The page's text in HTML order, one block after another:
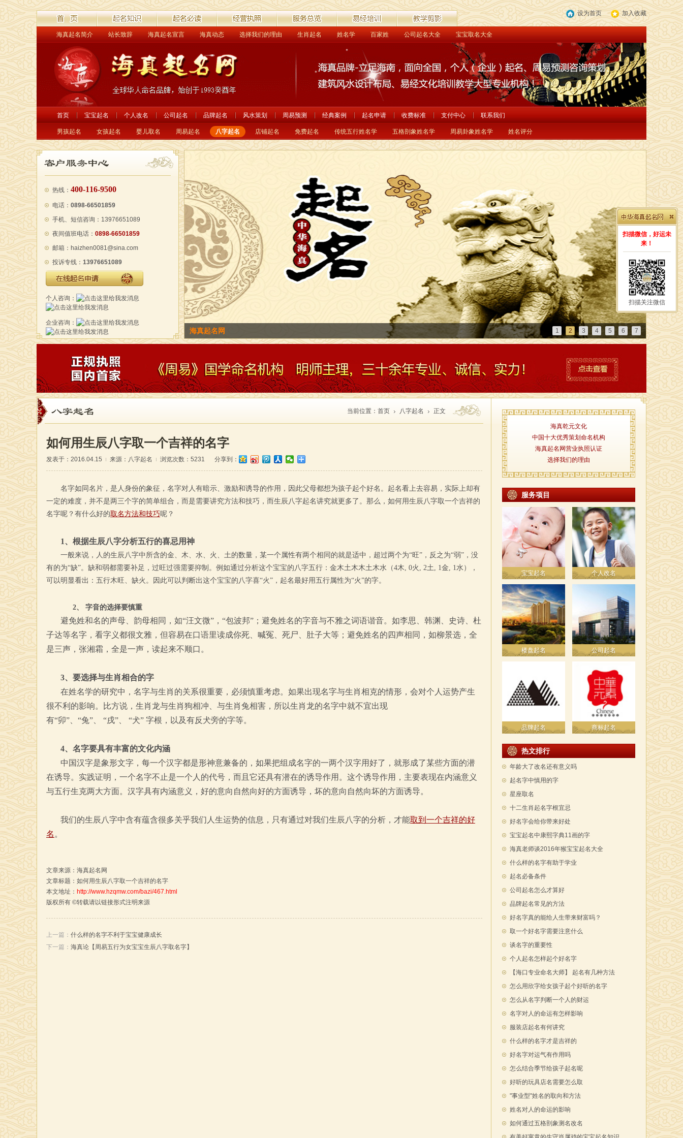
起名解读 起名必读 经营执照 服务总览 易经培训 教学剪影
设为首页 加入收藏
海真起名简介 站长致辞 海真起名宣言 海真动态 选择我们的理由 生肖起名 姓名学 百家姓 公司起名大全 宝宝取名大全
首页 宝宝起名 个人改名 公司起名 品牌起名 风水策划 周易预测 经典案例 起名申请 收费标准 支付中心 联系我们
男孩起名 女孩起名 婴儿取名 周易起名 八字起名 店铺起名 免费起名 传统五行姓名学 五格剖象姓名学 周易卦象姓名学 姓名评分
热线： 400-116-9500
电话： 0898-66501859
手机、短信咨询：13976651089
夜间值班电话： 0898-66501859
邮箱：haizhen0081@sina.com
投诉专线： 13976651089
在线起名申请
个人咨询：
企业咨询：
海真起名网
海真老师海南省农行易经讲座 1 2 3 4 5 6 7
当前位置： 首页 八字起名 正文
如何用生辰八字取一个吉祥的名字
发表于：2016.04.15 来源： 八字起名 浏览次数：5231 分享到：
名字如同名片，是人身份的象征，名字对人有暗示、激励和诱导的作用，因此父母都想为孩子起个好名。起名看上去容易，实际上却有
一定的难度，并不是两三个字的简单组合，而是需要讲究方法和技巧，而生辰八字起名讲究就更多了。那么，如何用生辰八字取一个吉祥的
名字呢？有什么好的取名方法和技巧呢？
1、根据生辰八字分析五行的喜忌用神
一般来说，人的生辰八字中所含的金、木、水、火、土的数量，某一个属性有两个相同的就是适中，超过两个为“旺”，反之为“弱”，没
有的为“缺”。缺和弱都需要补足，过旺过强需要抑制。例如通过分析这个宝宝的八字五行：金木土木木土木水（4木, 0火, 2土, 1金, 1水），
可以明显看出：五行木旺、缺火。因此可以判断出这个宝宝的八字喜“火”，起名最好用五行属性为“火”的字。
2、 字音的选择要慎重
避免姓和名的声母、韵母相同，如“汪文微”，“包波邦”；避免姓名的字音与不雅之词语谐音。如李思、韩渊、史诗、杜
子达等名字，看字义都很文雅，但容易在口语里读成你死、喊冤、死尸、肚子大等；避免姓名的四声相同，如柳景选，全
是三声，张湘霜，全是一声，读起来不顺口。
3、要选择与生肖相合的字
在姓名学的研究中，名字与生肖的关系很重要，必须慎重考虑。如果出现名字与生肖相克的情形，会对个人运势产生
很不利的影响。比方说，生肖龙与生肖狗相冲、与生肖兔相害，所以生肖龙的名字中就不宜出现
有“卯”、“兔”、 “戌”、 “犬” 字根，以及有反犬旁的字等。
4、名字要具有丰富的文化内涵
中国汉字是象形文字，每一个汉字都是形神意兼备的，如果把组成名字的一两个汉字用好了，就形成了某些方面的潜
在诱导。实践证明，一个名字不止是一个人的代号，而且它还具有潜在的诱导作用。这个诱导作用，主要表现在内涵意义
与五行生克两大方面。汉字具有内涵意义，好的意向自然向好的方面诱导，坏的意向自然向坏的方面诱导。
我们的生辰八字中含有蕴含很多关乎我们人生运势的信息，只有通过对我们生辰八字的分析，才能取到一个吉祥的好
名 。
文章来源： 海真起名网
文章标题：如何用生辰八字取一个吉祥的名字
本文地址： http://www.hzqmw.com/bazi/467.html
版权所有 ©转载请以链接形式注明来源
上一篇： 什么样的名字不利于宝宝健康成长
下一篇： 海真论【周易五行为女宝宝生辰八字取名字】
海真乾元文化
中国十大优秀策划命名机构
海真起名网营业执照认证
选择我们的理由
服务项目
宝宝起名 个人改名
楼盘起名 公司起名
品牌起名 商标起名
热文排行
年龄大了改名还有意义吗
起名字中慎用的字
星座取名
十二生肖起名字根宜忌
好名字会给你带来好处
宝宝起名中康熙字典11画的字
海真老师谈2016年猴宝宝起名大全
什么样的名字有助于学业
起名必备条件
公司起名怎么才算好
品牌起名常见的方法
好名字真的能给人生带来财富吗？
取一个好名字需要注意什么
谈名字的重要性
个人起名怎样起个好名字
【海口专业命名大师】 起名有几种方法
怎么用欣字给女孩子起个好听的名字
怎么从名字判断一个人的财运
名字对人的命运有怎样影响
服装店起名有何讲究
什么样的名字才是吉祥的
好名字对运气有作用吗
怎么结合季节给孩子起名呢
好听的玩具店名需要怎么取
"事业型"姓名的取向和方法
姓名对人的命运的影响
如何通过五格剖象测名改名
扫描微信，好运未
来！
扫描关注微信